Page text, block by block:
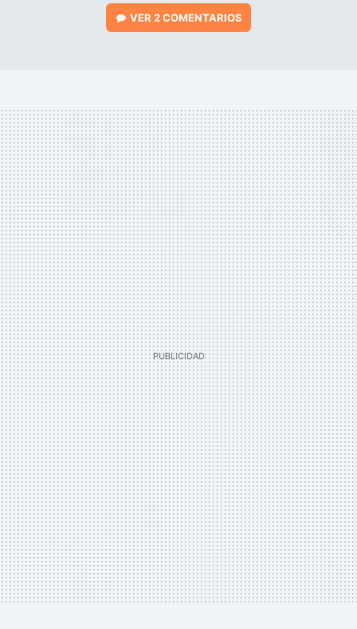
VER2 COMENTARIOS